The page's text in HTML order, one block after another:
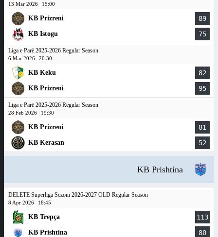
13 Mar 2026 15:00
KB Prizreni 89
KB Istogu 75
Liga e Parë 2025-2026 Regular Season
6 Mar 2026 20:30
KB Keku 82
KB Prizreni 95
Liga e Parë 2025-2026 Regular Season
28 Feb 2026 19:30
KB Prizreni 81
KB Kerasan 52
KB Prishtina
DELETE Superliga Sezoni 2026-2027 OLD Regular Season
8 Apr 2026 18:45
KB Trepça 113
KB Prishtina 80